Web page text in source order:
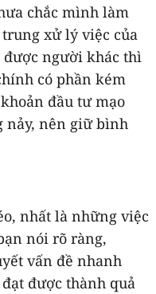
chắc mình làm
xử lý việc của
người khác thì
có phần kém
đầu tư mạo
nảy, nên giữ bình
nhất là những việc
nói rõ ràng,
vấn đề nhanh
được thành quả